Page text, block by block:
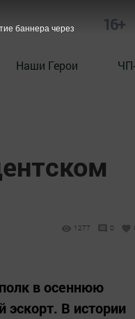
16+
Наши Герои
1277 0
в осеннюю
В истории
баннера через